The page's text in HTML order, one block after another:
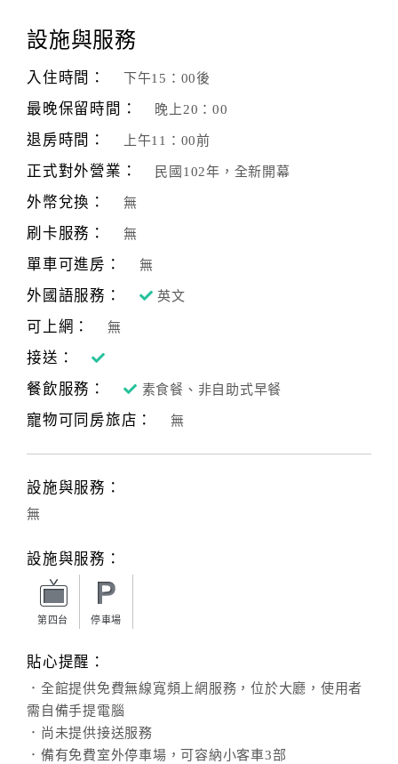
旅
伴
劃
商
品
傳
設施與服務
入住時間： 下午15：00後
最晚保留時間： 晚上20：00
退房時間： 上午11：00前
正式對外營業： 民國102年，全新開幕
外幣兌換： 無
刷卡服務： 無
單車可進房： 無
外國語服務： 英文
可上網： 無
接送：
餐飲服務：
素食餐、非自助式早餐
寵物可同房旅店： 無
設施與服務：
無
設施與服務：
第四台 停車場
貼心提醒：
．全館提供免費無線寬頻上網服務，位於大廳，使用者
需自備手提電腦
．尚未提供接送服務
．備有免費室外停車場，可容納小客車3部